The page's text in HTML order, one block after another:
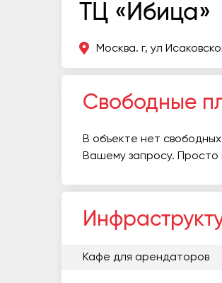
ТЦ «Ибица»
Москва. г, ул
Свободные
В объекте нет
Вашему запросу.
Кафе для арендаторов